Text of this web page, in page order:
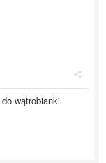
wątrobianki